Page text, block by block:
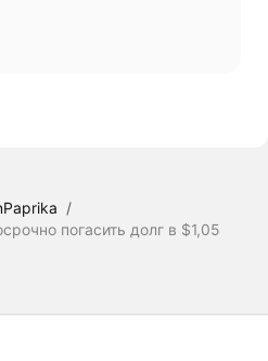
/
погасить долг в $1,05